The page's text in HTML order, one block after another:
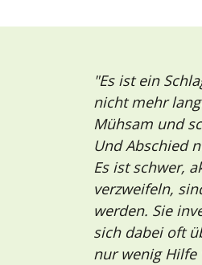
"Es ist ein
nicht mehr
Mühsam und
Und Abschied
Es ist schwer,
verzweifeln,
werden. Sie
sich dabei oft
nur wenig Hilfe